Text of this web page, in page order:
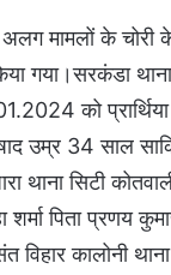
मामलों के चोरी के
गया।सरकंडा
को
उम्र 34 साल
थाना सिटी
शर्मा पिता प्रणय
विहार कालोनी